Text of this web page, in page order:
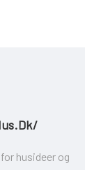
husideer og